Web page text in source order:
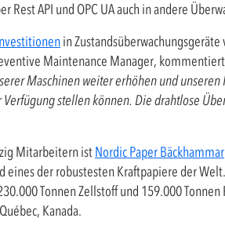
Rest API und OPC UA auch in andere
in
Maintenance Manager,
Maschinen weiter erhöhen und
stellen können. Die drahtlose
Mitarbeitern istNordic Paper Bäckhammar
eines der robustesten Kraftpapiere der
Tonnen Zellstoff und 159.000
Kanada.